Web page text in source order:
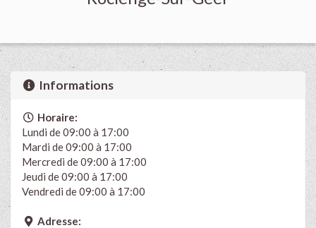
Informations
Horaire:
Lundi de 09:00 à 17:00
Mardi de 09:00 à 17:00
Mercredi de 09:00 à 17:00
Jeudi de 09:00 à 17:00
Vendredi de 09:00 à 17:00
Adresse: